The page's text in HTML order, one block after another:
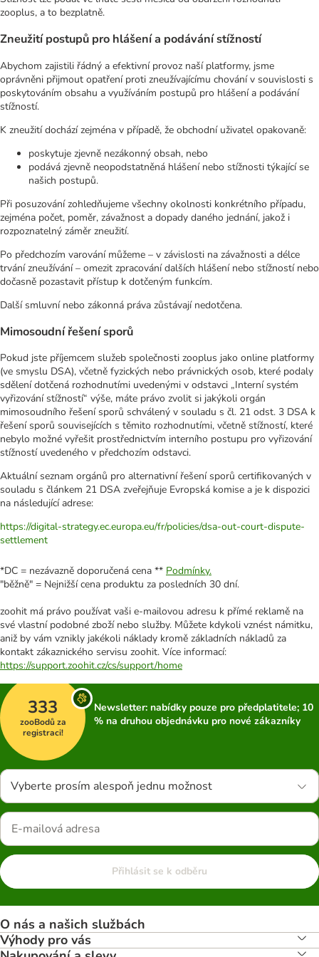
zooplus, a to bezplatně.
Zneužití postupů pro hlášení a podávání stížností
Abychom zajistili řádný a efektivní provoz naší platformy, jsme
oprávněni přijmout opatření proti zneužívajícímu chování v souvislosti s
poskytováním obsahu a využíváním postupů pro hlášení a podávání
stížností.
K zneužití dochází zejména v případě, že obchodní uživatel opakovaně:
poskytuje zjevně nezákonný obsah, nebo
podává zjevně neopodstatněná hlášení nebo stížnosti týkající se
našich postupů.
Při posuzování zohledňujeme všechny okolnosti konkrétního případu,
zejména počet, poměr, závažnost a dopady daného jednání, jakož i
rozpoznatelný záměr zneužití.
Po předchozím varování můžeme – v závislosti na závažnosti a délce
trvání zneužívání – omezit zpracování dalších hlášení nebo stížností nebo
dočasně pozastavit přístup k dotčeným funkcím.
Další smluvní nebo zákonná práva zůstávají nedotčena.
Mimosoudní řešení sporů
Pokud jste příjemcem služeb společnosti zooplus jako online platformy
(ve smyslu DSA), včetně fyzických nebo právnických osob, které podaly
sdělení dotčená rozhodnutími uvedenými v odstavci „Interní systém
vyřizování stížností“ výše, máte právo zvolit si jakýkoli orgán
mimosoudního řešení sporů schválený v souladu s čl. 21 odst. 3 DSA k
řešení sporů souvisejících s těmito rozhodnutími, včetně stížností, které
nebylo možné vyřešit prostřednictvím interního postupu pro vyřizování
stížností uvedeného v předchozím odstavci.
Aktuální seznam orgánů pro alternativní řešení sporů certifikovaných v
souladu s článkem 21 DSA zveřejňuje Evropská komise a je k dispozici
na následující adrese:
https://digital-strategy.ec.europa.eu/fr/policies/dsa-out-court-dispute-
settlement
*DC = nezávazně doporučená cena ** Podmínky.
"běžně" = Nejnižší cena produktu za posledních 30 dní.
zoohit má právo používat vaši e-mailovou adresu k přímé reklamě na
své vlastní podobné zboží nebo služby. Můžete kdykoli vznést námitku,
aniž by vám vznikly jakékoli náklady kromě základních nákladů za
kontakt zákaznického servisu zoohit. Více informací:
https://support.zoohit.cz/cs/support/home
333
zooBodů za
registraci!
Newsletter: nabídky pouze pro předplatitele; 10
% na druhou objednávku pro nové zákazníky
Vyberte prosím alespoň jednu možnost
Přihlásit se k odběru
O nás a našich službách
Výhody pro vás